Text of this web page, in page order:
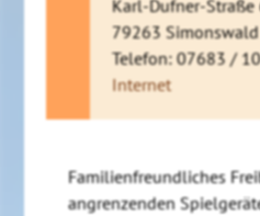
Karl-Dufner-Straße
79263 Simonswald
Telefon: 07683 /
Internet
Familienfreundliches
angrenzenden